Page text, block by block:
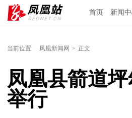
首页 新闻
当前位置: 凤凰新闻网 > 正文
凤凰县箭道
举行